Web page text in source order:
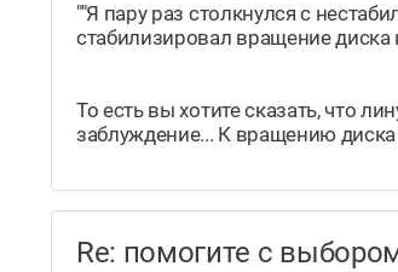
""Я пару раз столкнулся с
стабилизировал вращение
То есть вы хотите сказать, что
заблуждение... К вращению
Re: помогите с